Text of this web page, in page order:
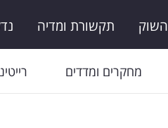
השוק תקשורת ומדיה
מחקרים ומדדים